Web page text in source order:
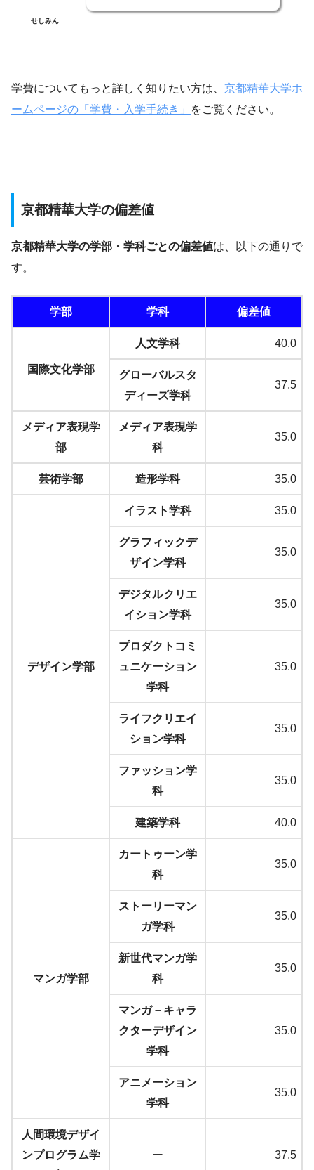
せしみん
学費についてもっと詳しく知りたい方は、 京都精華大学ホ
ームページの「学費・入学手続き」
をご覧ください。
京都精華大学の偏差値
京都精華大学の学部・学科ごとの偏差値は、以下の通りで
す。
学部 学科 偏差値
国際文化学部
人文学科 40.0
グローバルスタ
ディーズ学科
37.5
メディア表現学
部
メディア表現学
科
35.0
芸術学部 造形学科 35.0
デザイン学部
イラスト学科 35.0
グラフィックデ
ザイン学科
35.0
デジタルクリエ
イション学科
35.0
プロダクトコミ
ュニケーション
学科
35.0
ライフクリエイ
ション学科
35.0
ファッション学
科
35.0
建築学科 40.0
マンガ学部
カートゥーン学
科
35.0
ストーリーマン
ガ学科
35.0
新世代マンガ学
科
35.0
マンガ－キャラ
クターデザイン
学科
35.0
アニメーション
学科
35.0
人間環境デザイ
ンプログラム学
ー 37.5